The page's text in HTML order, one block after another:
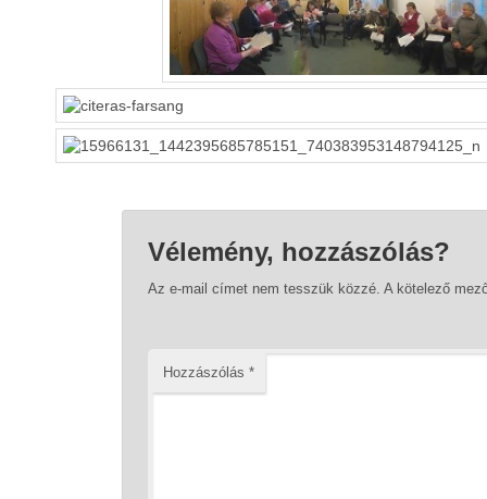
Vélemény, hozzászólás?
Az e-mail címet nem tesszük közzé. A kötelező
Hozzászólás *